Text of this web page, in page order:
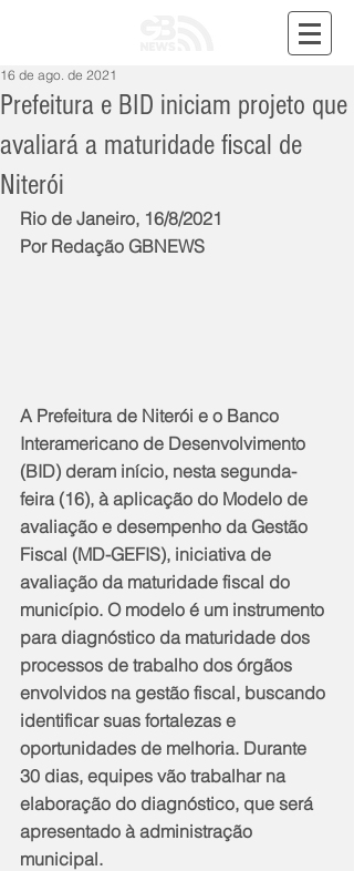
Prefeitura e BID iniciam projeto que
avaliará a maturidade fiscal de
Niterói
16 de ago. de 2021
Rio de Janeiro, 16/8/2021
Por Redação GBNEWS
A Prefeitura de Niterói e o Banco
Interamericano de Desenvolvimento
(BID) deram início, nesta segunda-
feira (16), à aplicação do Modelo de
avaliação e desempenho da Gestão
Fiscal (MD-GEFIS), iniciativa de
avaliação da maturidade fiscal do
município. O modelo é um instrumento
para diagnóstico da maturidade dos
processos de trabalho dos órgãos
envolvidos na gestão fiscal, buscando
identificar suas fortalezas e
oportunidades de melhoria. Durante
30 dias, equipes vão trabalhar na
elaboração do diagnóstico, que será
apresentado à administração
municipal.